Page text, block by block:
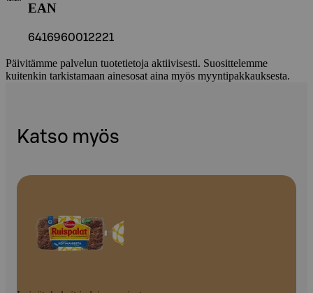
EAN
6416960012221
Päivitämme palvelun tuotetietoja aktiivisesti. Suosittelemme
kuitenkin tarkistamaan ainesosat aina myös myyntipakkauksesta.
Katso myös